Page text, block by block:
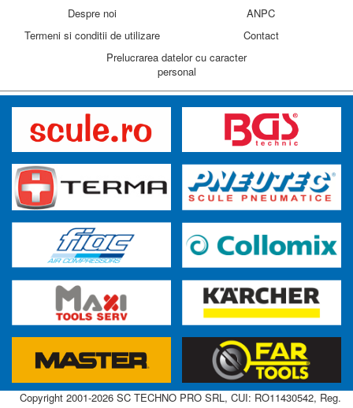
Despre noi
ANPC
Termeni si conditii de utilizare
Contact
Prelucrarea datelor cu caracter
personal
Copyright 2001-2026 SC TECHNO PRO SRL, CUI: RO11430542, Reg.